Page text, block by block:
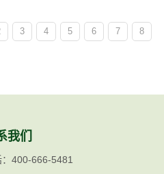
3 4 5 6 7 8
我们
：400-666-5481